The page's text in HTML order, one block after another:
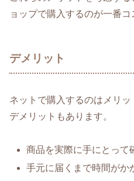
ョップで購入するのが一番
デメリット
ネットで購入するのはメリ
デメリットもあります。
商品を実際に手にとって
手元に届くまで時間がか